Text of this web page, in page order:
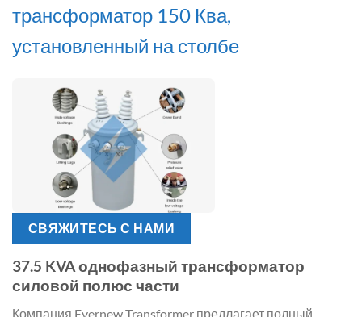
трансформатор 150 Ква,
установленный на столбе
СВЯЖИТЕСЬ С НАМИ
37.5 KVA однофазный трансформатор
силовой полюс части
Компания Evernew Transformer предлагает полный